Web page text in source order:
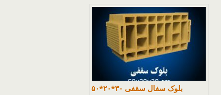
بلوک سفال سقفی ۳۰*۲۰*۵۰